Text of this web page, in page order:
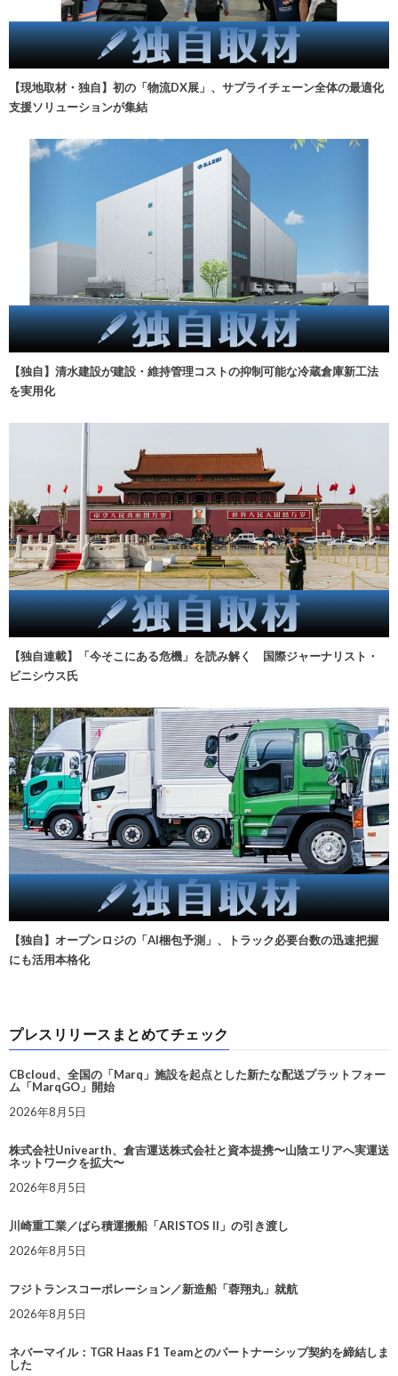
【現地取材・独自】初の「物流DX展」、サプライチェーン全体の最適化
支援ソリューションが集結
【独自】清水建設が建設・維持管理コストの抑制可能な冷蔵倉庫新工法
を実用化
【独自連載】「今そこにある危機」を読み解く 国際ジャーナリスト・
ビニシウス氏
【独自】オープンロジの「AI梱包予測」、トラック必要台数の迅速把握
にも活用本格化
プレスリリースまとめてチェック
CBcloud、全国の「Marq」施設を起点とした新たな配送プラットフォー
ム「MarqGO」開始
2026年8月5日
株式会社Univearth、倉吉運送株式会社と資本提携〜山陰エリアへ実運送
ネットワークを拡大〜
2026年8月5日
川崎重工業／ばら積運搬船「ARISTOS II」の引き渡し
2026年8月5日
フジトランスコーポレーション／新造船「蓉翔丸」就航
2026年8月5日
ネバーマイル：TGR Haas F1 Teamとのパートナーシップ契約を締結しま
した